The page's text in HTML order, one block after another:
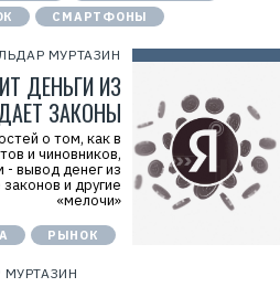
СМАРТФОНЫ
МУРТАЗИН
ДЕНЬГИ ИЗ
ЗАКОНЫ
о том, как в
и чиновников,
- вывод денег из
и другие
«мелочи»
РЫНОК
МУРТАЗИН